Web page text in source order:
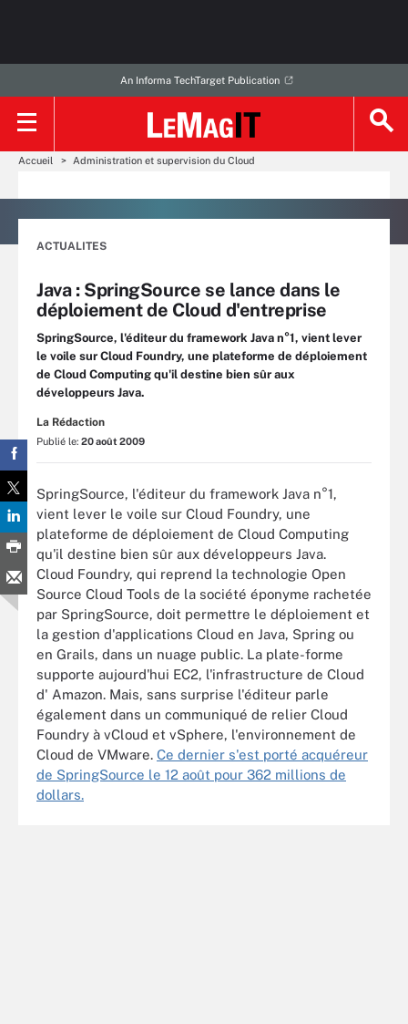
An Informa TechTarget Publication
Accueil Administration et supervision du Cloud
ACTUALITES
Java : SpringSource se lance dans le
déploiement de Cloud d'entreprise
SpringSource, l'éditeur du framework Java n°1, vient lever
le voile sur Cloud Foundry, une plateforme de déploiement
de Cloud Computing qu'il destine bien sûr aux
développeurs Java.
La Rédaction
Publié le: 20 août 2009
SpringSource, l'éditeur du framework Java n°1,
vient lever le voile sur Cloud Foundry, une
plateforme de déploiement de Cloud Computing
qu'il destine bien sûr aux développeurs Java.
Cloud Foundry, qui reprend la technologie Open
Source Cloud Tools de la société éponyme rachetée
par SpringSource, doit permettre le déploiement et
la gestion d'applications Cloud en Java, Spring ou
en Grails, dans un nuage public. La plate-forme
supporte aujourd'hui EC2, l'infrastructure de Cloud
d' Amazon. Mais, sans surprise l'éditeur parle
également dans un communiqué de relier Cloud
Foundry à vCloud et vSphere, l'environnement de
Cloud de VMware. Ce dernier s'est porté acquéreur
de SpringSource le 12 août pour 362 millions de
dollars.